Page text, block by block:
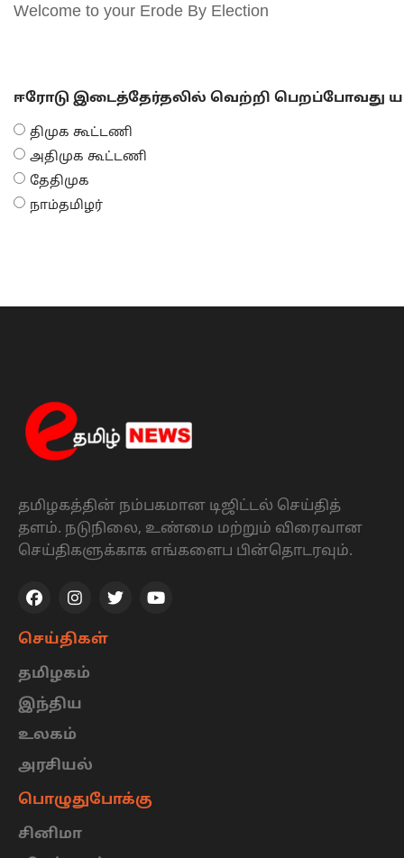
Welcome to your Erode By Election
ஈரோடு இடைத்தேர்தலில் வெற்றி பெறப்போவது
திமுக கூட்டணி
அதிமுக கூட்டணி
தேதிமுக
நாம்தமிழர்
தமிழகத்தின் நம்பகமான டிஜிட்டல் செய்தித்
தளம். நடுநிலை, உண்மை மற்றும் விரைவான
செய்திகளுக்காக எங்களைப பின்தொடரவும்.
செய்திகள்
தமிழகம்
இந்திய
உலகம்
அரசியல்
பொழுதுபோக்கு
சினிமா